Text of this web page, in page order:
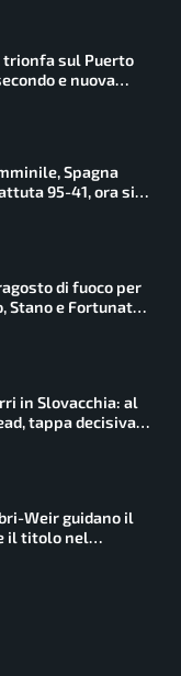
trionfa sul Puerto
e nuova
Spagna
95-41, ora si
di fuoco per
Stano e Fortunato
in Slovacchia: al
tappa decisiva
Weir guidano il
il titolo nel